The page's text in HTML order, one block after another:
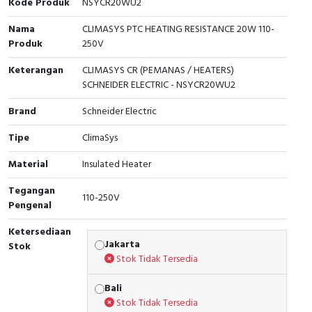
Interactive Flat Panel (IFP)
Extension Power Socket
Vacuum
EcoStruxure Terminal Expert
Pendant / Crane Controller
Panel Kendali
Selector Iluminasi
Flash Buzzers
Potensiometer
Joystick Controller
Foot Switch
Tower Light
Exlhoist / Wireless Crane Controller
Terminal Block
Engsel / Hinge
Industrial Plug & Socket
Busbar
Junction Box
MCB Box
Motion Sensors
Accessories
Accessories Elektrikal
Inverter
FRENIC
Electric Motor
Accessories
Digistart
Testers
Compact Data Loggers
Field Measuring
Nama
Produk
CLIMASYS PTC HEATING RESISTANCE 20W 110-
250V
Keterangan
CLIMASYS CR (PEMANAS / HEATERS)
SCHNEIDER ELECTRIC - NSYCR20WU2
Brand
Schneider Electric
Tipe
ClimaSys
Material
Insulated Heater
Tegangan
Pengenal
110-250V
Ketersediaan
Stok
Jakarta
Stok Tidak Tersedia
Bali
Stok Tidak Tersedia